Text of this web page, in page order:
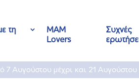
7 Αυγούστου μέχρι και 21
τη
MAM
Lovers
Συχνές